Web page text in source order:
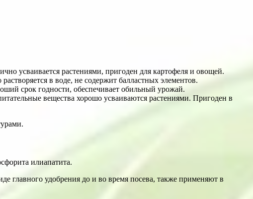
усваивается растениями, пригоден для картофеля и овощей.
в воде, не содержит балластных элементов.
срок годности, обеспечивает обильный урожай.
вещества хорошо усваиваются растениями. Пригоден в
илиапатита.
главного удобрения до и во время посева, также применяют в